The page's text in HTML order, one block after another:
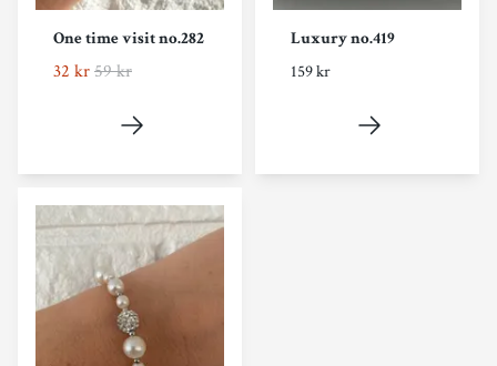
One time visit no.282
32 kr59 kr
Luxury no.419
159 kr